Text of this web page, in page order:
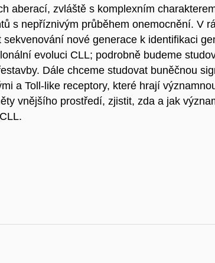
aberací, zvláště s komplexním
s nepříznivým průběhem onemocnění. V
nové generace k identifikaci
evoluci CLL; podrobně budeme
Dále chceme studovat buněčnou
a Toll-like receptory, které hrají
vnějšího prostředí, zjistit, zda a jak